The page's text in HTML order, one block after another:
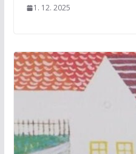
1. 12. 2025